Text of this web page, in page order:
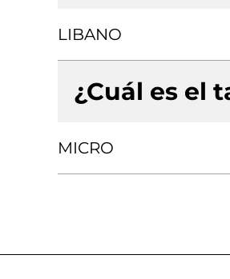
LIBANO
¿Cuál es el
MICRO